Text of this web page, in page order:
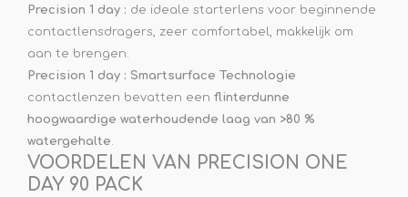
Precision 1 day : de ideale starterlens voor beginnende
contactlensdragers, zeer comfortabel, makkelijk om
aan te brengen.
Precision 1 day : Smartsurface Technologie
contactlenzen bevatten een flinterdunne
hoogwaardige waterhoudende laag van >80 %
watergehalte.
VOORDELEN VAN PRECISION ONE
DAY 90 PACK